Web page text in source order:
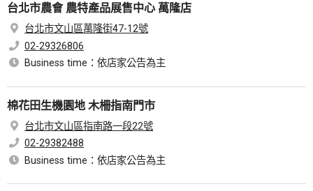
台北市農會 農特產品展售中心 萬隆店
台北市文山區萬隆街47-12號
02-29326806
Business time：依店家公告為主
棉花田生機園地 木柵指南門市
台北市文山區指南路一段22號
02-29382488
Business time：依店家公告為主